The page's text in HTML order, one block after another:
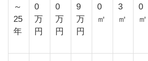
～
25
年
0
万
円
0
万
円
9
万
円
0
㎡
3
㎡
0
㎡